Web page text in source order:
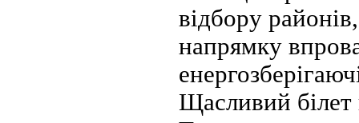
відбору
напрямку
Щасливий